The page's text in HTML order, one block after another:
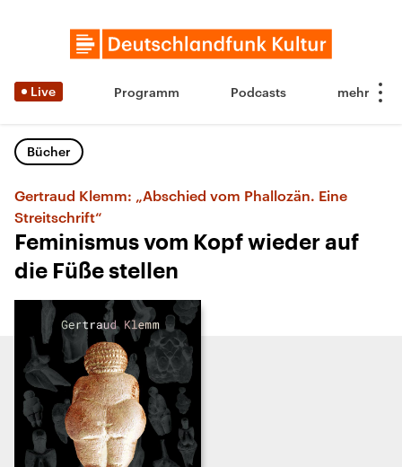
Live Programm Podcasts
Bücher
Gertraud Klemm: „Abschied vom Phallozän. Eine
Streitschrift“
Feminismus vom Kopf wieder auf
die Füße stellen